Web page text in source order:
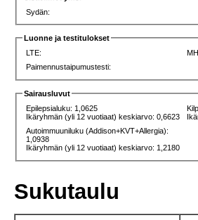
Sydän:
Luonne ja testitulokset
LTE:
Paimennustaipumustesti:
Sairausluvut
Epilepsialuku: 1,0625
Ikäryhmän (yli 12 vuotiaat) keskiarvo: 0,6623
Autoimmuuniluku (Addison+KVT+Allergia):
1,0938
Ikäryhmän (yli 12 vuotiaat) keskiarvo: 1,2180
Sukutaulu